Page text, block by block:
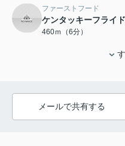
ファーストフード
ケンタッキーフライ
460ｍ（6分）
メールで共有する